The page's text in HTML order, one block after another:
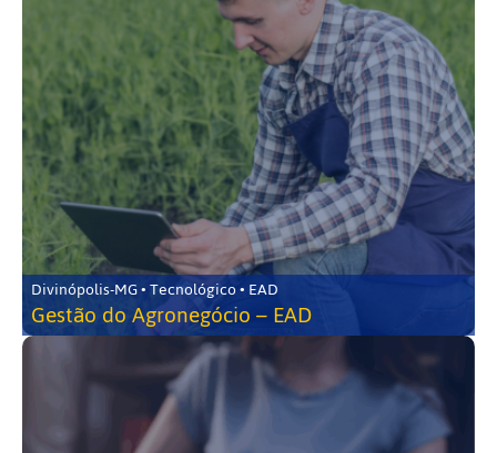
Divinópolis-MG • Tecnológico • EAD
Gestão do Agronegócio – EAD